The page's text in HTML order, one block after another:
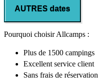
AUTRES dates
Pourquoi choisir Allcamps :
Plus de 1500 campings
Excellent service client
Sans frais de réservation